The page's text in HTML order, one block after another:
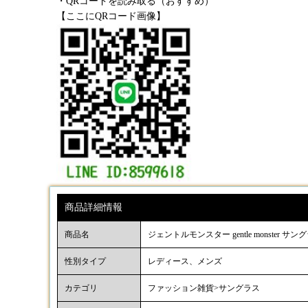
【ここにQRコード画像】
商品詳細情報
商品名 ジェントルモンスター gentle monster サン
性別タイプ レディース、メンズ
カテゴリ ファッション雑貨>サングラス